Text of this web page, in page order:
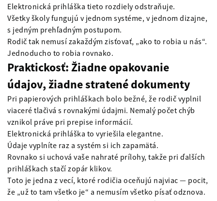
Elektronická prihláška tieto rozdiely odstraňuje.
Všetky školy fungujú v jednom systéme, v jednom dizajne,
s jedným prehľadným postupom.
Rodič tak nemusí zakaždým zisťovať, „ako to robia u nás“.
Jednoducho to robia rovnako.
Praktickosť: Žiadne opakovanie
údajov, žiadne stratené dokumenty
Pri papierových prihláškach bolo bežné, že rodič vyplnil
viaceré tlačivá s rovnakými údajmi. Nemalý počet chýb
vznikol práve pri prepise informácií.
Elektronická prihláška to vyriešila elegantne.
Údaje vyplníte raz a systém si ich zapamätá.
Rovnako si uchová vaše nahraté prílohy, takže pri ďalších
prihláškach stačí zopár klikov.
Toto je jedna z vecí, ktoré rodičia oceňujú najviac — pocit,
že „už to tam všetko je“ a nemusím všetko písať odznova.